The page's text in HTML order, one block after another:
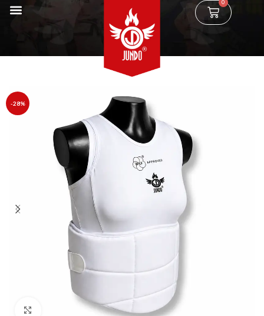
0
-28%
Clic para ampliar